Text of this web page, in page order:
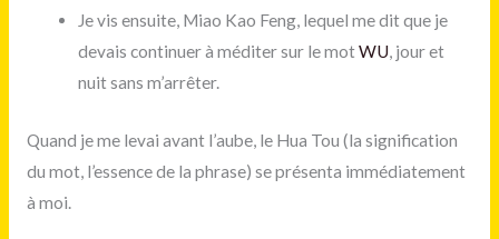
Je vis ensuite, Miao Kao Feng, lequel me dit que je
devais continuer à méditer sur le motWU, jour et
nuit sans m’arrêter.
Quand je me levai avant l’aube, le Hua Tou (la signification
du mot, l’essence de la phrase) se présenta immédiatement
à moi.